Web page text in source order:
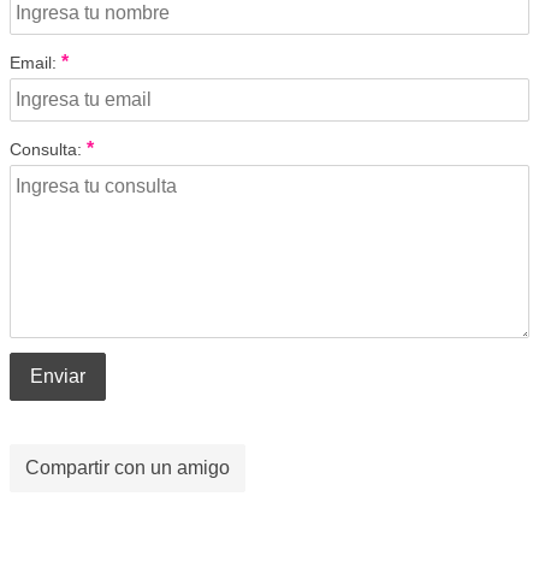
Email: *
Consulta: *
Enviar
Compartir con un amigo